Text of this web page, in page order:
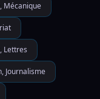
Mécanique
Lettres
Journalisme